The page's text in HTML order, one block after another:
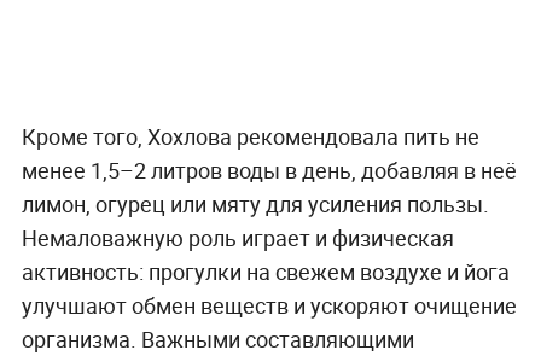
Кроме того, Хохлова рекомендовала пить не
менее 1,5–2 литров воды в день, добавляя в неё
лимон, огурец или мяту для усиления пользы.
Немаловажную роль играет и физическая
активность: прогулки на свежем воздухе и йога
улучшают обмен веществ и ускоряют очищение
организма. Важными составляющими